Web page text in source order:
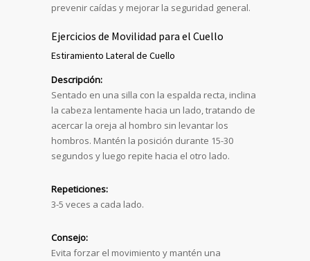
prevenir caídas y mejorar la seguridad general.
Ejercicios de Movilidad para el Cuello
Estiramiento Lateral de Cuello
Descripción:
Sentado en una silla con la espalda recta, inclina
la cabeza lentamente hacia un lado, tratando de
acercar la oreja al hombro sin levantar los
hombros. Mantén la posición durante 15-30
segundos y luego repite hacia el otro lado.
Repeticiones:
3-5 veces a cada lado.
Consejo:
Evita forzar el movimiento y mantén una